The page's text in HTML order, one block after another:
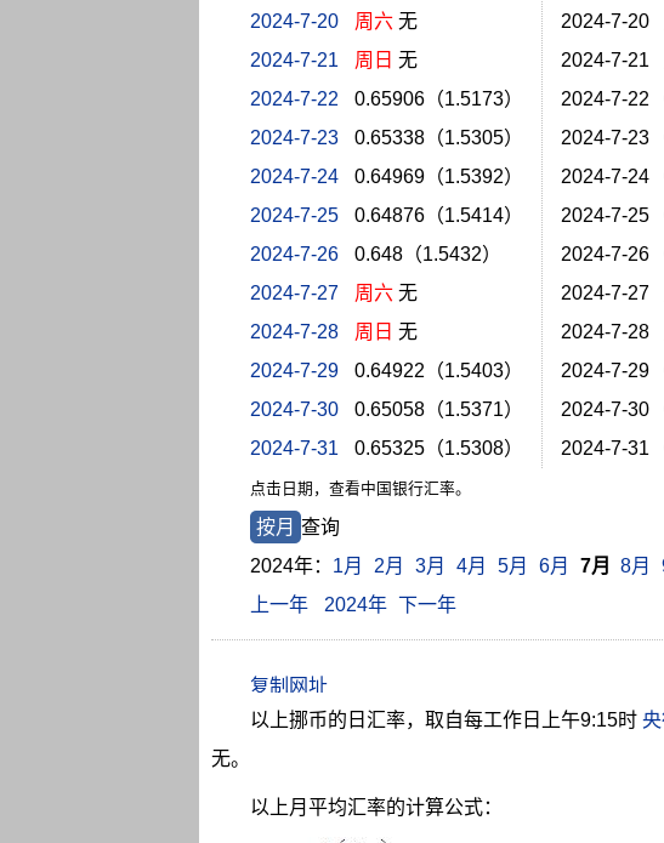
2024-7-20
周六无
2024-7-21
周日 无
2024-7-22
0.65906（1.5173）
2024-7-23
0.65338（1.5305）
2024-7-24
0.64969（1.5392）
2024-7-25
0.64876（1.5414）
2024-7-26
0.648（1.5432）
2024-7-27
周六无
2024-7-28
周日 无
2024-7-29
0.64922（1.5403）
2024-7-30
0.65058（1.5371）
2024-7-31
0.65325（1.5308）
点击日期，查看中国银行汇率。
2024-7-20
2024-7-21
2024-7-22
2024-7-23
2024-7-24
2024-7-25
2024-7-26
2024-7-27
2024-7-28
2024-7-29
2024-7-30
2024-7-31
按月 查询
2024年： 1月 2月 3月 4月 5月 6月 7月 8月
上一年
2024年 下一年
以上挪币的日汇率，取自每工作日上午9:15时
无。
以上月平均汇率的计算公式：